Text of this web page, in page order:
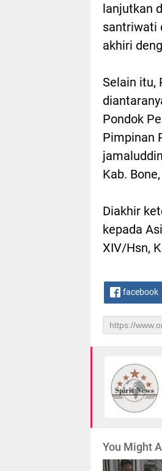
lanjutkan
santriwati
akhiri
Selain itu,
Pondok
Pimpinan
Kab.
Diakhir
kepada
XIV/Hsn,
facebook
You Might